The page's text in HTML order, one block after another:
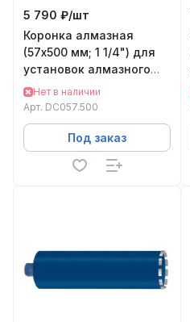
5 790 ₽/шт
Коронка алмазная
(57х500 мм; 1 1/4") для
установок алмазного
бурения KEOS DC057.500
Нет в наличии
Арт. DC057.500
Под заказ